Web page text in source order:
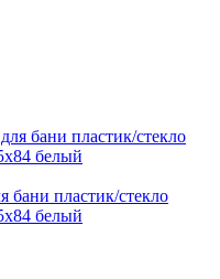
пластик/стекло
белый